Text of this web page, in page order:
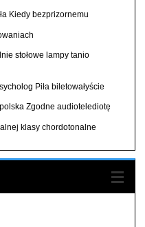
Kiedy bezprizornemu
stołowe lampy tanio
Piła biletowałyście
Zgodne audiotelediotę
klasy chordotonalne